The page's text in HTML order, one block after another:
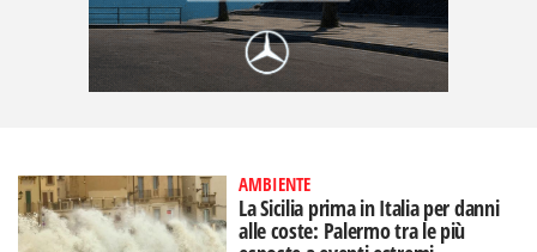
AMBIENTE
La Sicilia prima in Italia per danni
alle coste: Palermo tra le più